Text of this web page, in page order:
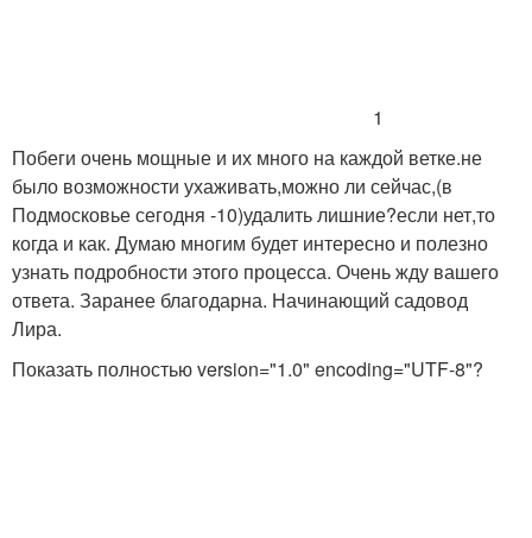
1
Побеги очень мощные и их много на каждой ветке.не
было возможности ухаживать,можно ли сейчас,(в
Подмосковье сегодня -10)удалить лишние?если нет,то
когда и как. Думаю многим будет интересно и полезно
узнать подробности этого процесса. Очень жду вашего
ответа. Заранее благодарна. Начинающий садовод
Лира.
Показать полностьюversion="1.0" encoding="UTF-8"?